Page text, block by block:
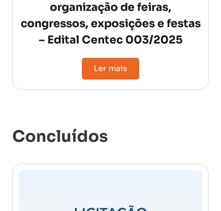
organização de feiras,
congressos, exposições e festas
– Edital Centec 003/2025
Ler mais
Concluídos